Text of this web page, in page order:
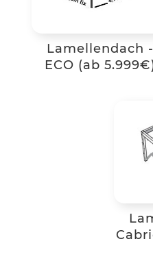
Lamellendach -
ECO (ab